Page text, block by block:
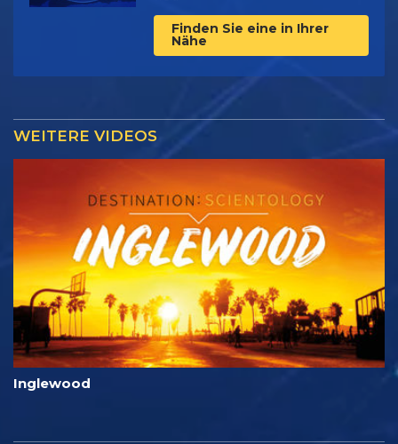
Finden Sie eine in Ihrer
Nähe
WEITERE VIDEOS
Inglewood